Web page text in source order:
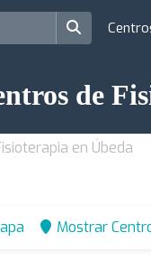
de
en Úbeda
Mostrar